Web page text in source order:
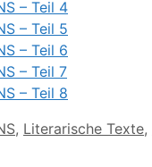
– Teil 4
– Teil 5
– Teil 6
– Teil 7
– Teil 8
, Literarische Texte,